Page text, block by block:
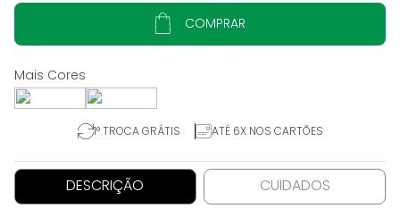
COMPRAR
1° TROCA GRÁTIS ATÉ 6X NOS CARTÕES
DESCRIÇÃO CUIDADOS